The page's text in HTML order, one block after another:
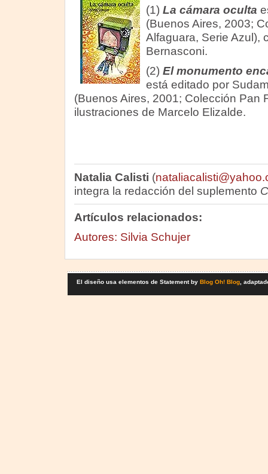
(1) La cámara oculta
(Buenos Aires, 2003;
Alfaguara, Serie Azul),
Bernasconi.
(2) El monumento
está editado por
(Buenos Aires, 2001; Colección Pan
ilustraciones de Marcelo Elizalde.
Natalia Calisti (
integra la redacción del suplemento
Artículos relacionados:
Autores: Silvia Schujer
El diseño usa elementos de Statement by Blog Oh! Blog,